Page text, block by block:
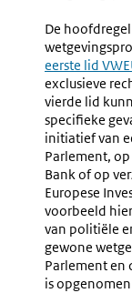
De
eerste lid
exclusieve
vierde lid
specifieke
initiatief van
Parlement,
Bank of op
Europese
voorbeeld
van politiële
gewone
Parlement en
is